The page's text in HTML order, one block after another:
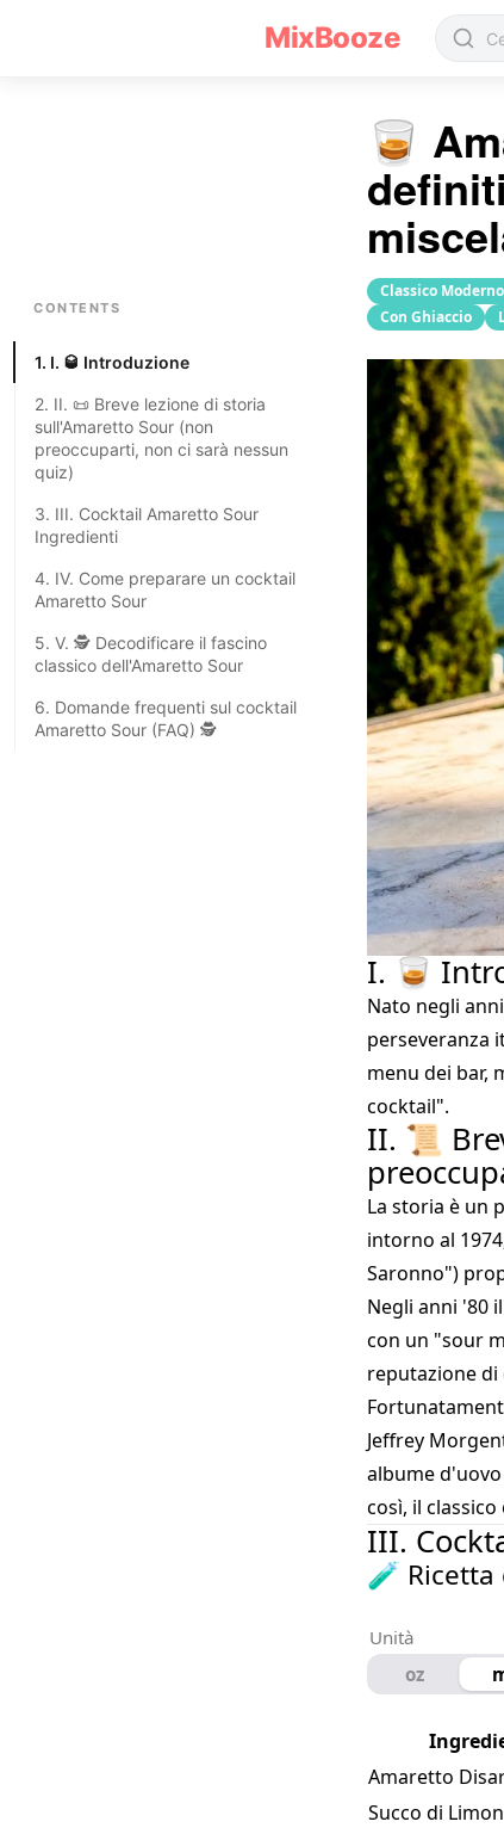
MixBooze
CONTENTS
1. I. 🥃 Introduzione
2. II. 📜 Breve lezione di storia
sull'Amaretto Sour (non
preoccuparti, non ci sarà nessun
quiz)
3. III. Cocktail Amaretto Sour
Ingredienti
4. IV. Come preparare un cocktail
Amaretto Sour
5. V. 🕵️ Decodificare il fascino
classico dell'Amaretto Sour
6. Domande frequenti sul cocktail
Amaretto Sour (FAQ) 🕵️
🥃
Classico Moderno
Con Ghiaccio
I. 🥃
Nato negli
perseveranza
menu dei bar,
cocktail".
II. 📜
La storia è un
intorno al
Saronno")
Negli anni '80
con un "sour
reputazione di
Jeffrey
albume
così, il
III.
🧪 Ricetta
Unità
oz
Amaretto
Succo di